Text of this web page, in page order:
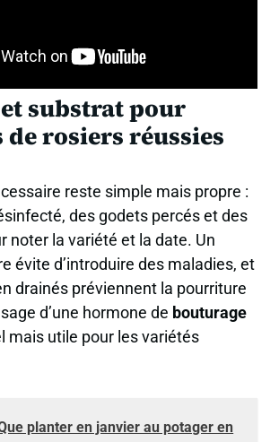
substrat pour
rosiers réussies
reste simple mais propre :
des godets percés et des
noter la variété et la date. Un
évite d’introduire des maladies, et
drainés préviennent la pourriture
d’une hormone de bouturage
mais utile pour les variétés
planter en janvier au potager en